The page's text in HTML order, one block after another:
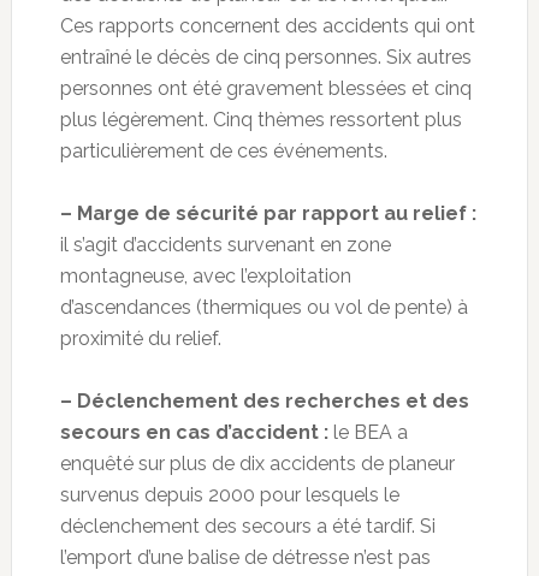
Ces rapports concernent des accidents qui ont
entraîné le décès de cinq personnes. Six autres
personnes ont été gravement blessées et cinq
plus légèrement. Cinq thèmes ressortent plus
particulièrement de ces événements.
– Marge de sécurité par rapport au relief :
il s’agit d’accidents survenant en zone
montagneuse, avec l’exploitation
d’ascendances (thermiques ou vol de pente) à
proximité du relief.
– Déclenchement des recherches et des
secours en cas d’accident : le BEA a
enquêté sur plus de dix accidents de planeur
survenus depuis 2000 pour lesquels le
déclenchement des secours a été tardif. Si
l’emport d’une balise de détresse n’est pas